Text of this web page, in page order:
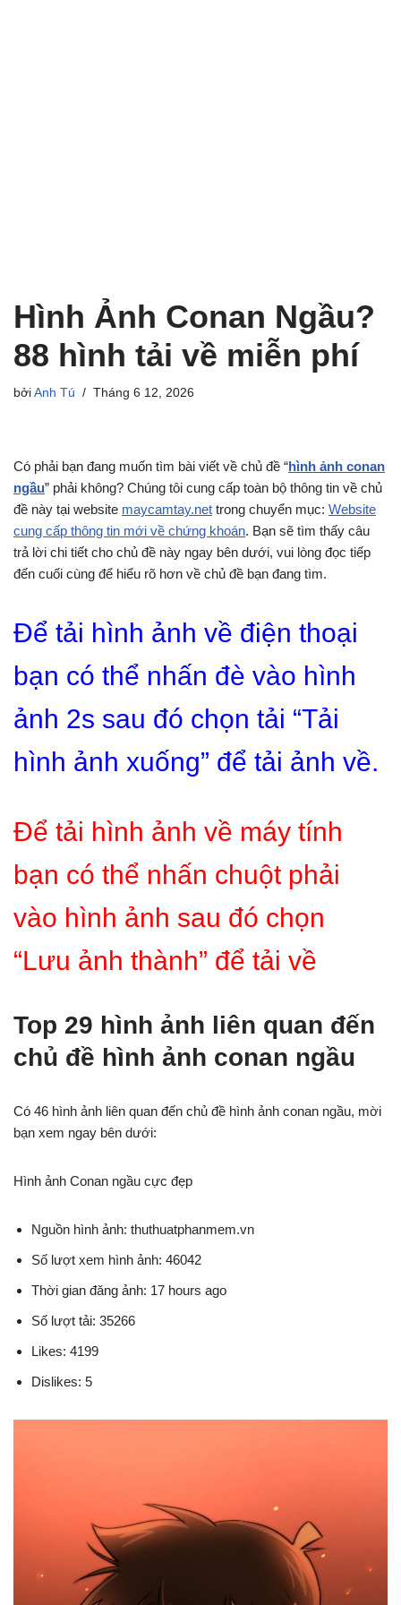
Hình Ảnh Conan Ngầu?
88 hình tải về miễn phí
bởi Anh Tú Tháng 6 12, 2026
Có phải bạn đang muốn tìm bài viết về chủ đề “hình ảnh conan
ngầu” phải không? Chúng tôi cung cấp toàn bộ thông tin về chủ
đề này tại website maycamtay.net trong chuyển mục: Website
cung cấp thông tin mới về chứng khoán. Bạn sẽ tìm thấy câu
trả lời chi tiết cho chủ đề này ngay bên dưới, vui lòng đọc tiếp
đến cuối cùng để hiểu rõ hơn về chủ đề bạn đang tìm.
Để tải hình ảnh về điện thoại
bạn có thể nhấn đè vào hình
ảnh 2s sau đó chọn tải “Tải
hình ảnh xuống” để tải ảnh về.
Để tải hình ảnh về máy tính
bạn có thể nhấn chuột phải
vào hình ảnh sau đó chọn
“Lưu ảnh thành” để tải về
Top 29 hình ảnh liên quan đến
chủ đề hình ảnh conan ngầu
Có 46 hình ảnh liên quan đến chủ đề hình ảnh conan ngầu, mời
bạn xem ngay bên dưới:
Hình ảnh Conan ngầu cực đẹp
Nguồn hình ảnh: thuthuatphanmem.vn
Số lượt xem hình ảnh: 46042
Thời gian đăng ảnh: 17 hours ago
Số lượt tải: 35266
Likes: 4199
Dislikes: 5